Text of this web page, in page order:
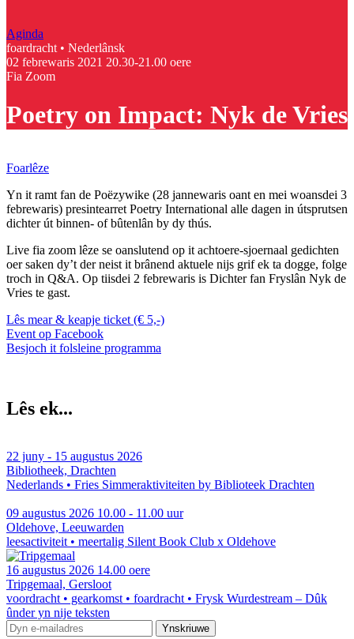
Aginda
foardracht • Nederlânsk
02 febrewaris 2021 20.30-21.00 oere
Fia Zoom
Poetry on Impact: Nyk de Vries
Foarlêze
Yn it ramt fan de Poëzywike (28 jannewaris oant en mei woansdei 3
febrewaris) presintearret Poetry International alle dagen in útsprutsen
dichter út binnen- of bûtenlân by dy thús.
Live fia zoom lêze se oanslutend op it achtoere-sjoernaal gedichten
oer saken dy’t der neist it brânend aktuele nijs grif ek ta dogge, folge
troch in Q&A. Op tiisdei 2 febrewaris is Dichter fan Fryslân Nyk de
Vries te gast.
Lês mear & keapje ticket (€ 5,-)
Event op Facebook
Besjoch it folsleine programma
Lês ek...
22 juny - 15 augustus 2026
Bibliotheek, Drachten
Nederlands • Fries Simmeraktiviteiten by Biblioteek Drachten
09 augustus 2026 10.00 - 11.00 uur
Oldehove, Leeuwarden
leesactiviteit • meertalig Silent Book Club x Oldehove
16 augustus 2026 14.00 oere
Tripgemaal, Gersloot
voordracht • gearkomst • foardracht • Frysk Wurdestream – Dûk
ûnder yn nije teksten